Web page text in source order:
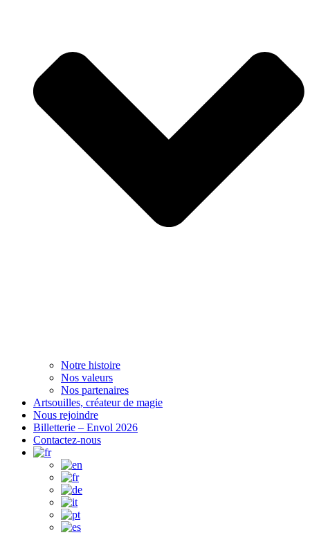
Notre histoire
Nos valeurs
Nos partenaires
Artsouilles, créateur de magie
Nous rejoindre
Billetterie – Envol 2026
Contactez-nous